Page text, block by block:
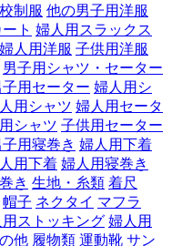
制服 他の男子用洋服
ト 婦人用スラックス
人用洋服 子供用洋服
男子用シャツ・セーター
子用セーター 婦人用シ
用シャツ 婦人用セータ
シャツ 子供用セーター
子用寝巻き 婦人用下着
用下着 婦人用寝巻き
き 生地・糸類 着尺
帽子 ネクタイ マフラ
ストッキング 婦人用
他 履物類 運動靴 サン